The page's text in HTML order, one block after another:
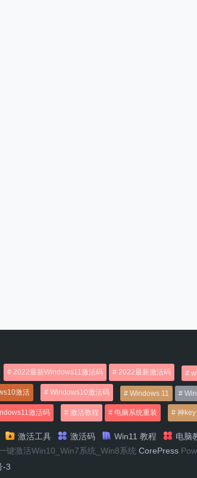
2022最新Windows11激活码 2022最新激活码
激活 Windows10激活码 Windows 11
激活码 激活教程 电脑系统重装 神key
激活工具 激活码 Win11 教程
电脑
键激活Win10_Win7系统_Win8系统 CorePress
-3